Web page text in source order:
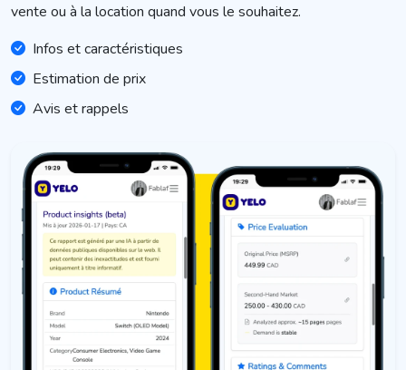
vente ou à la location quand vous le souhaitez.
Infos et caractéristiques
Estimation de prix
Avis et rappels